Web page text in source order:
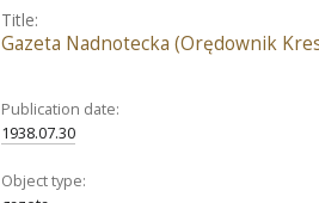
Title:
Gazeta Nadnotecka (Orędownik
Publication date:
1938.07.30
Object type: